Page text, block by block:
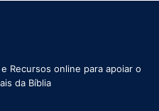
Recursos online para apoiar o
da Bíblia